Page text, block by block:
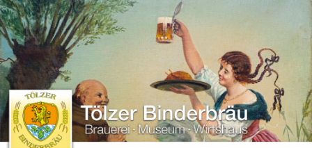
Zum
Inhalt
springen